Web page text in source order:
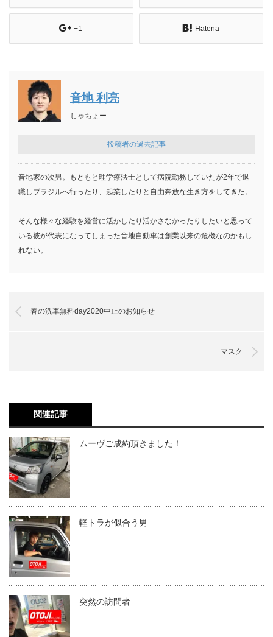
+1 Hatena
音地 利亮
しゃちょー
投稿者の過去記事
音地家の次男。もともと理学療法士として病院勤務していたが2年で退
職しブラジルへ行ったり、起業したりと自由奔放な生き方をしてきた。
そんな様々な経験を経営に活かしたり活かさなかったりしたいと思って
いる彼が代表になってしまった音地自動車は創業以来の危機なのかもし
れない。
春の洗車無料day2020中止のお知らせ
マスク
関連記事
ムーヴご成約頂きました！
軽トラが似合う男
突然の訪問者